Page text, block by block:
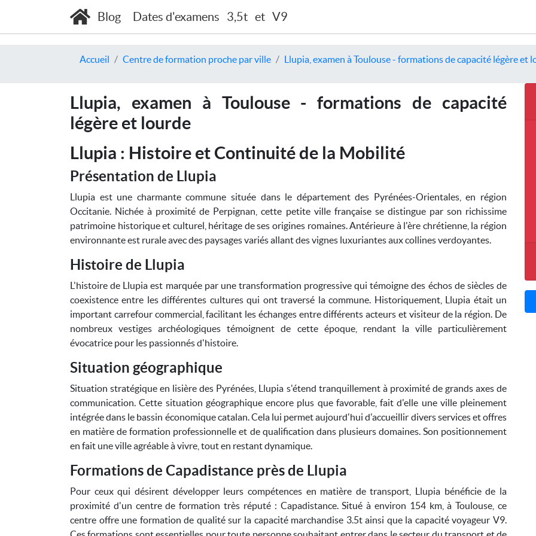
Blog Dates d'examens 3,5t et V9
Accueil Centre de formation proche par ville Llupia, examen à Toulouse - formations de capacité légère et
Llupia, examen à Toulouse - formations de capacité
légère et lourde
Llupia : Histoire et Continuité de la Mobilité
Présentation de Llupia
Llupia est une charmante commune située dans le département des Pyrénées-Orientales, en région
Occitanie. Nichée à proximité de Perpignan, cette petite ville française se distingue par son richissime
patrimoine historique et culturel, héritage de ses origines romaines. Antérieure à l'ère chrétienne, la région
environnante est rurale avec des paysages variés allant des vignes luxuriantes aux collines verdoyantes.
Histoire de Llupia
L'histoire de Llupia est marquée par une transformation progressive qui témoigne des échos de siècles de
coexistence entre les différentes cultures qui ont traversé la commune. Historiquement, Llupia était un
important carrefour commercial, facilitant les échanges entre différents acteurs et visiteur de la région. De
nombreux vestiges archéologiques témoignent de cette époque, rendant la ville particulièrement
évocatrice pour les passionnés d'histoire.
Situation géographique
Situation stratégique en lisière des Pyrénées, Llupia s'étend tranquillement à proximité de grands axes de
communication. Cette situation géographique encore plus que favorable, fait d'elle une ville pleinement
intégrée dans le bassin économique catalan. Cela lui permet aujourd'hui d'accueillir divers services et offres
en matière de formation professionnelle et de qualification dans plusieurs domaines. Son positionnement
en fait une ville agréable à vivre, tout en restant dynamique.
Formations de Capadistance près de Llupia
Pour ceux qui désirent développer leurs compétences en matière de transport, Llupia bénéficie de la
proximité d'un centre de formation très réputé : Capadistance. Situé à environ 154 km, à Toulouse, ce
centre offre une formation de qualité sur la capacité marchandise 3.5t ainsi que la capacité voyageur V9.